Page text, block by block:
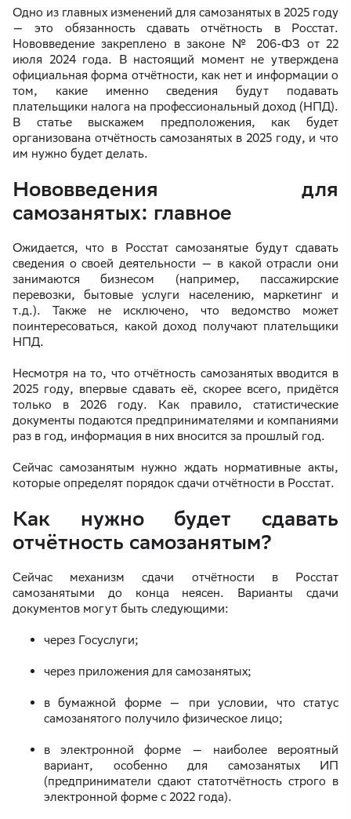
Одно из главных изменений для самозанятых в 2025 году
— это обязанность сдавать отчётность в Росстат.
Нововведение закреплено в законе № 206-ФЗ от 22
июля 2024 года. В настоящий момент не утверждена
официальная форма отчётности, как нет и информации о
том, какие именно сведения будут подавать
плательщики налога на профессиональный доход (НПД).
В статье выскажем предположения, как будет
организована отчётность самозанятых в 2025 году, и что
им нужно будет делать.
Нововведения для
самозанятых: главное
Ожидается, что в Росстат самозанятые будут сдавать
сведения о своей деятельности — в какой отрасли они
занимаются бизнесом (например, пассажирские
перевозки, бытовые услуги населению, маркетинг и
т.д.). Также не исключено, что ведомство может
поинтересоваться, какой доход получают плательщики
НПД.
Несмотря на то, что отчётность самозанятых вводится в
2025 году, впервые сдавать её, скорее всего, придётся
только в 2026 году. Как правило, статистические
документы подаются предпринимателями и компаниями
раз в год, информация в них вносится за прошлый год.
Сейчас самозанятым нужно ждать нормативные акты,
которые определят порядок сдачи отчётности в Росстат.
Как нужно будет сдавать
отчётность самозанятым?
Сейчас механизм сдачи отчётности в Росстат
самозанятыми до конца неясен. Варианты сдачи
документов могут быть следующими:
через Госуслуги;
через приложения для самозанятых;
в бумажной форме — при условии, что статус
самозанятого получило физическое лицо;
в электронной форме — наиболее вероятный
вариант, особенно для самозанятых ИП
(предприниматели сдают статотчётность строго в
электронной форме с 2022 года).